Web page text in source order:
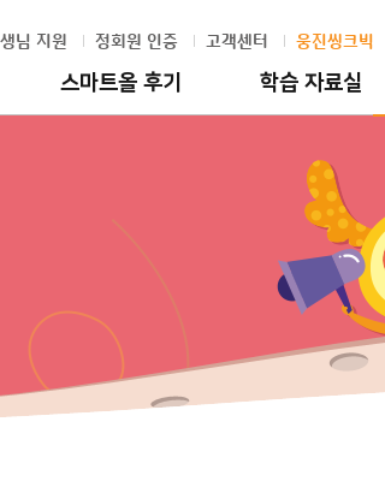
스마트올 후기 학습 자료실
님 지원 정회원 인증 고객센터 웅진씽크빅